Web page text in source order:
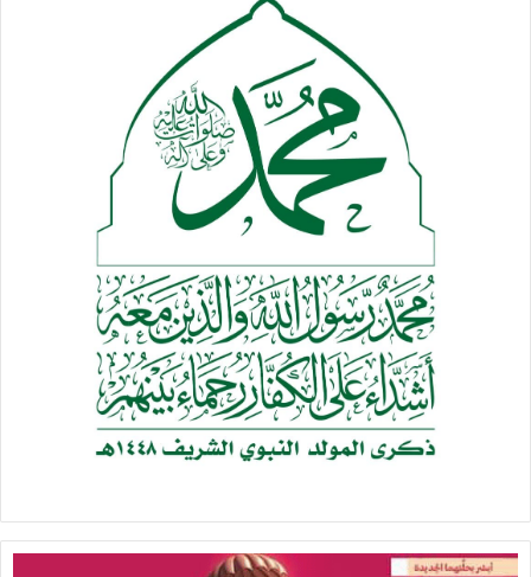
رأوا أنَّ الصلاة بلا جهادٍ
هيَ الإسلامُ .. ينقصُهُ انتماءُ
وأنَّ الإنتساب لدين طه
لقد حملوا جراحَ الشعب عنهُ
ونابُوا عنهُ حين طغى الشقاءُ
لذلك تستحي الأشعارُ منهم